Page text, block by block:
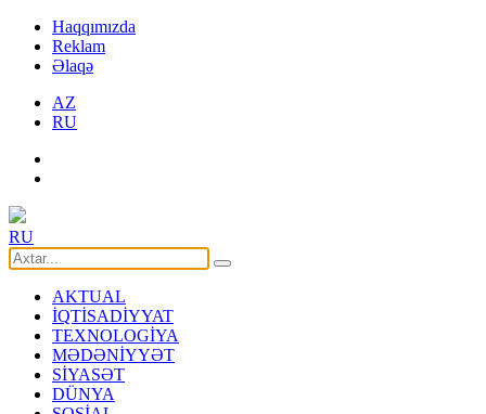
Haqqımızda
Reklam
Əlaqə
AZ
RU
RU
AKTUAL
İQTİSADİYYAT
TEXNOLOGİYA
MƏDƏNİYYƏT
SİYASƏT
DÜNYA